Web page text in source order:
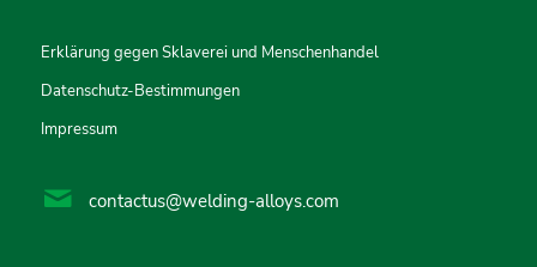
Erklärung gegen Sklaverei und Menschenhandel
Datenschutz-Bestimmungen
Impressum
contactus@welding-alloys.com